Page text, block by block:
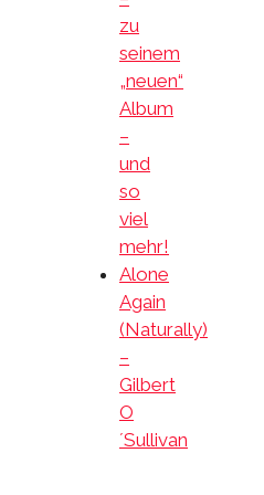
zu
seinem
„neuen“
Album
–
und
so
viel
mehr!
Alone
Again
(Naturally)
–
Gilbert
O
´Sullivan